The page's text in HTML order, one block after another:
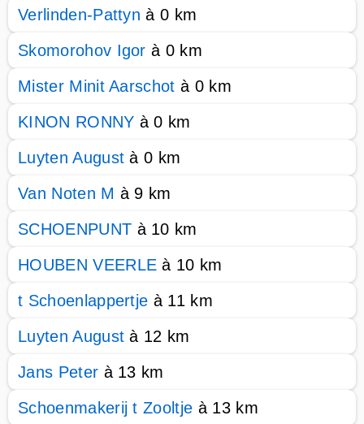
Verlinden-Pattyn à 0 km
Skomorohov Igor à 0 km
Mister Minit Aarschot à 0 km
KINON RONNY à 0 km
Luyten August à 0 km
Van Noten M à 9 km
SCHOENPUNT à 10 km
HOUBEN VEERLE à 10 km
t Schoenlappertje à 11 km
Luyten August à 12 km
Jans Peter à 13 km
Schoenmakerij t Zooltje à 13 km